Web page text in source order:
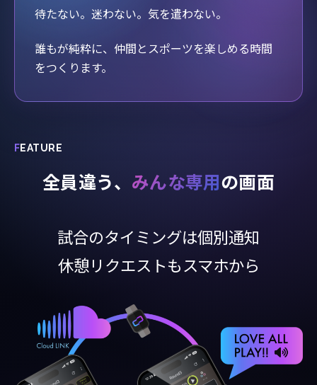
待たない。迷わない。気を遣わない。
誰もが純粋に、仲間とスポーツを楽しめる時間
をつくります。
FEATURE
全員違う、 みんな専用の画面
試合のタイミングは個別通知
休憩リクエストもスマホから